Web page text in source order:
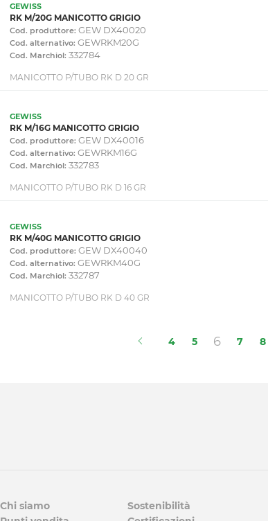
GEWISS
RK M/20G MANICOTTO GRIGIO
Cod. produttore: GEW DX40020
Cod. alternativo: GEWRKM20G
Cod. Marchiol: 332784
MANICOTTO P/TUBO RK D 20 GR
GEWISS
RK M/16G MANICOTTO GRIGIO
Cod. produttore: GEW DX40016
Cod. alternativo: GEWRKM16G
Cod. Marchiol: 332783
MANICOTTO P/TUBO RK D 16 GR
GEWISS
RK M/40G MANICOTTO GRIGIO
Cod. produttore: GEW DX40040
Cod. alternativo: GEWRKM40G
Cod. Marchiol: 332787
MANICOTTO P/TUBO RK D 40 GR
4 5 6(current)
7 8
Chi siamo
Sostenibilità